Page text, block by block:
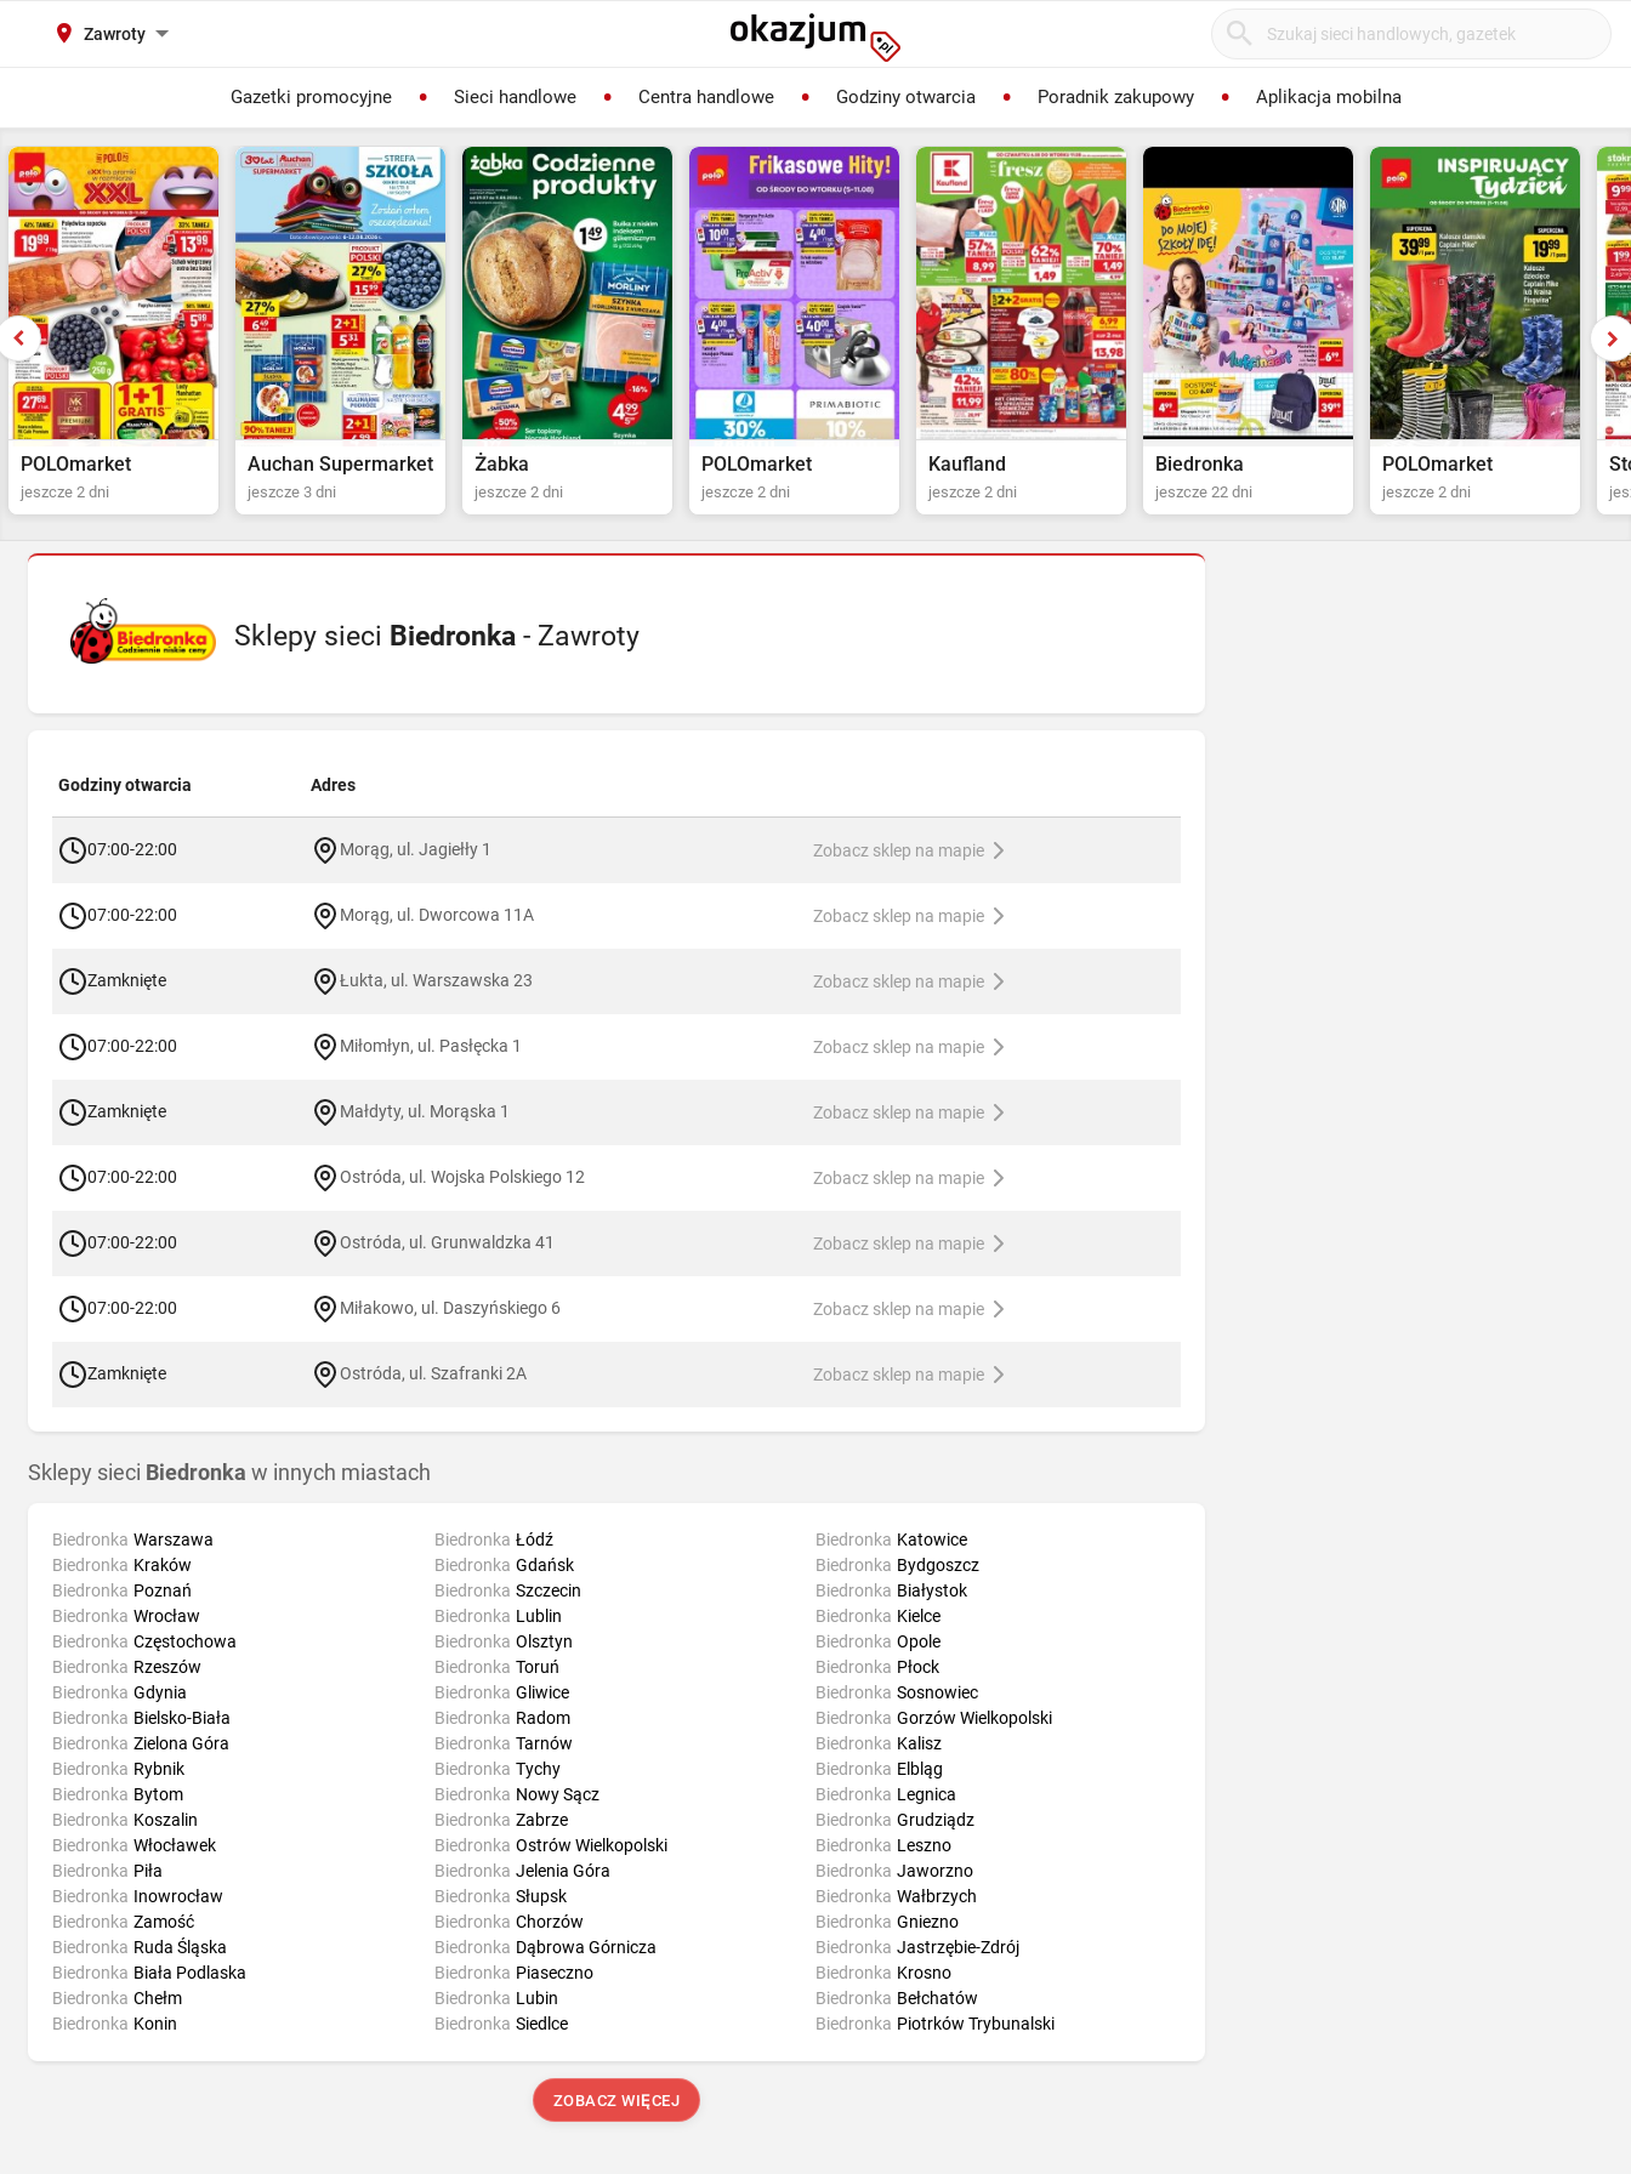
Zawroty
Gazetki promocyjne Sieci handlowe Centra handlowe Godziny otwarcia Poradnik zakupowy Aplikacja mobilna
Auchan Supermarket
jeszcze 3 dni
Żabka
jeszcze 2 dni
POLOmarket
jeszcze 2 dni
Kaufland
jeszcze 2 dni
Biedronka
jeszcze 22 dni
POLOmarket
jeszcze 2 dni jeszcze 3 dni od
Sklepy sieci Biedronka - Zawroty
Godziny otwarcia Adres
07:00-22:00 Morąg, ul. Jagiełły 1 Zobacz sklep na mapie
07:00-22:00 Morąg, ul. Dworcowa 11A Zobacz sklep na mapie
Zamknięte Łukta, ul. Warszawska 23 Zobacz sklep na mapie
07:00-22:00 Miłomłyn, ul. Pasłęcka 1 Zobacz sklep na mapie
Zamknięte Małdyty, ul. Morąska 1 Zobacz sklep na mapie
07:00-22:00 Ostróda, ul. Wojska Polskiego 12 Zobacz sklep na mapie
07:00-22:00 Ostróda, ul. Grunwaldzka 41 Zobacz sklep na mapie
07:00-22:00 Miłakowo, ul. Daszyńskiego 6 Zobacz sklep na mapie
Zamknięte Ostróda, ul. Szafranki 2A Zobacz sklep na mapie
Sklepy sieci Biedronka w innych miastach
Biedronka Warszawa
Biedronka Kraków
Biedronka Poznań
Biedronka Wrocław
Biedronka Łódź
Biedronka Gdańsk
Biedronka Szczecin
Biedronka Lublin
Biedronka Katowice
Biedronka Bydgoszcz
Biedronka Białystok
Biedronka Kielce
Biedronka Częstochowa
Biedronka Rzeszów
Biedronka Gdynia
Biedronka Bielsko-Biała
Biedronka Olsztyn
Biedronka Toruń
Biedronka Gliwice
Biedronka Radom
Biedronka Opole
Biedronka Płock
Biedronka Sosnowiec
Biedronka Gorzów Wielkopolski
Biedronka Zielona Góra
Biedronka Rybnik
Biedronka Bytom
Biedronka Koszalin
Biedronka Tarnów
Biedronka Tychy
Biedronka Nowy Sącz
Biedronka Zabrze
Biedronka Kalisz
Biedronka Elbląg
Biedronka Legnica
Biedronka Grudziądz
Biedronka Włocławek
Biedronka Piła
Biedronka Inowrocław
Biedronka Zamość
Biedronka Ostrów Wielkopolski
Biedronka Jelenia Góra
Biedronka Słupsk
Biedronka Chorzów
Biedronka Leszno
Biedronka Jaworzno
Biedronka Wałbrzych
Biedronka Gniezno
Biedronka Ruda Śląska
Biedronka Biała Podlaska
Biedronka Chełm
Biedronka Konin
Biedronka Dąbrowa Górnicza
Biedronka Piaseczno
Biedronka Lubin
Biedronka Siedlce
Biedronka Jastrzębie-Zdrój
Biedronka Krosno
Biedronka Bełchatów
Biedronka Piotrków Trybunalski
ZOBACZ WIĘCEJ